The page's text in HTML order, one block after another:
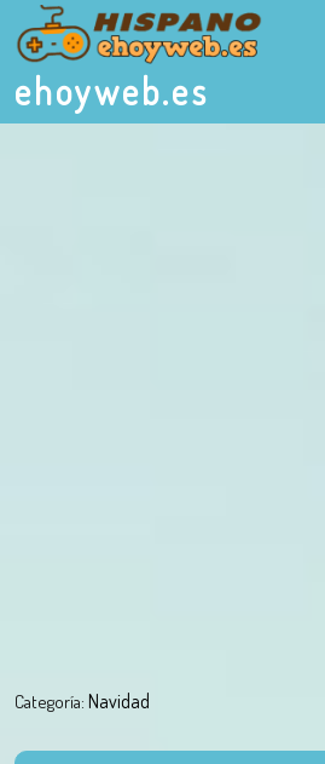
ehoyweb.es
Categoría: Navidad